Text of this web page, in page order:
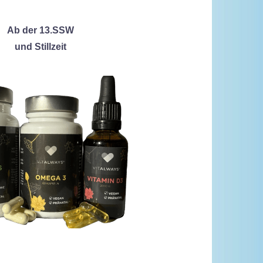
Ab der 13.SSW
und Stillzeit